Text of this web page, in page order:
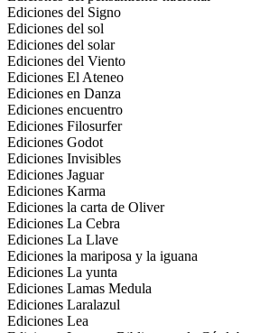
Ediciones del Signo
Ediciones del sol
Ediciones del solar
Ediciones del Viento
Ediciones El Ateneo
Ediciones en Danza
Ediciones encuentro
Ediciones Filosurfer
Ediciones Godot
Ediciones Invisibles
Ediciones Jaguar
Ediciones Karma
Ediciones la carta de Oliver
Ediciones La Cebra
Ediciones La Llave
Ediciones la mariposa y la iguana
Ediciones La yunta
Ediciones Lamas Medula
Ediciones Laralazul
Ediciones Lea